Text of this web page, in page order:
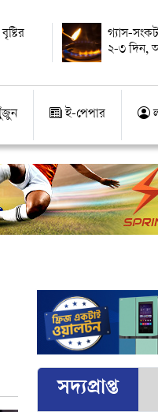
গ্যাস-
২-৩ দিন,
ই-পেপার
সদ্যপ্রাপ্ত